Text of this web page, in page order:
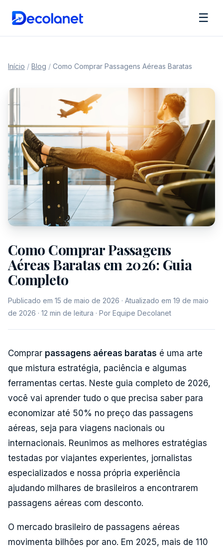
☰
Início / Blog / Como Comprar Passagens Aéreas Baratas
Como Comprar Passagens
Aéreas Baratas em 2026: Guia
Completo
Publicado em 15 de maio de 2026 · Atualizado em 19 de maio
de 2026 · 12 min de leitura · Por Equipe Decolanet
Comprar passagens aéreas baratas é uma arte
que mistura estratégia, paciência e algumas
ferramentas certas. Neste guia completo de 2026,
você vai aprender tudo o que precisa saber para
economizar até 50% no preço das passagens
aéreas, seja para viagens nacionais ou
internacionais. Reunimos as melhores estratégias
testadas por viajantes experientes, jornalistas
especializados e nossa própria experiência
ajudando milhares de brasileiros a encontrarem
passagens aéreas com desconto.
O mercado brasileiro de passagens aéreas
movimenta bilhões por ano. Em 2025, mais de 110